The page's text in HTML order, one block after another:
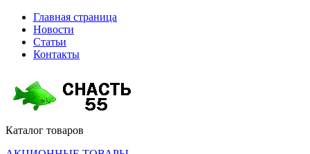
Главная страница
Новости
Статьи
Контакты
Каталог товаров